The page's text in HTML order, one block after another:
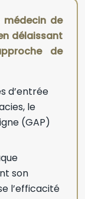
de
délaissant
de
d’entrée
le
(GAP)
son
l’efficacité